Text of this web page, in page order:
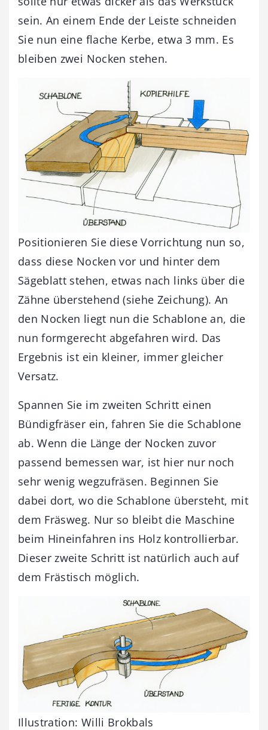
sein. An einem Ende der Leiste schneiden
Sie nun eine flache Kerbe, etwa 3 mm. Es
bleiben zwei Nocken stehen.
Positionieren Sie diese Vorrichtung nun so,
dass diese Nocken vor und hinter dem
Sägeblatt stehen, etwas nach links über die
Zähne überstehend (siehe Zeichung). An
den Nocken liegt nun die Schablone an, die
nun formgerecht abgefahren wird. Das
Ergebnis ist ein kleiner, immer gleicher
Versatz.
Spannen Sie im zweiten Schritt einen
Bündigfräser ein, fahren Sie die Schablone
ab. Wenn die Länge der Nocken zuvor
passend bemessen war, ist hier nur noch
sehr wenig wegzufräsen. Beginnen Sie
dabei dort, wo die Schablone übersteht, mit
dem Fräsweg. Nur so bleibt die Maschine
beim Hineinfahren ins Holz kontrollierbar.
Dieser zweite Schritt ist natürlich auch auf
dem Frästisch möglich.
Illustration: Willi Brokbals